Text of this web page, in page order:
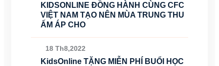
KIDSONLINE ĐỒNG HÀNH CÙNG CFC
VIỆT NAM TẠO NÊN MÙA TRUNG THU
ẤM ÁP CHO
18 Th8,2022
KidsOnline TẶNG MIỄN PHÍ BUỔI HỌC